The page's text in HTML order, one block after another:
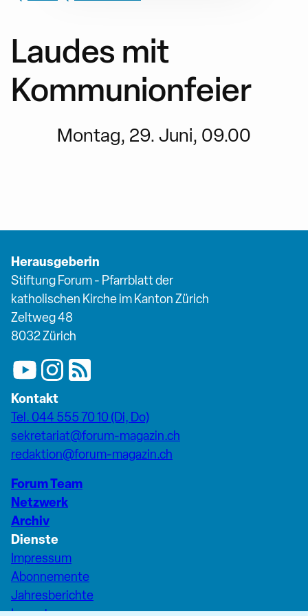
Laudes mit
Kommunionfeier
Montag, 29. Juni, 09.00
Herausgeberin
Stiftung Forum - Pfarrblatt der
katholischen Kirche im Kanton Zürich
Zeltweg 48
8032 Zürich
Kontakt
Tel. 044 555 70 10 (Di, Do)
sekretariat@forum-magazin.ch
redaktion@forum-magazin.ch
Forum Team
Netzwerk
Archiv
Dienste
Impressum
Abonnemente
Jahresberichte